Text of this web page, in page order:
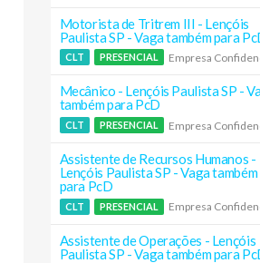
Motorista de Tritrem III - Lençóis
Paulista SP - Vaga também para
CLT PRESENCIAL Empresa
Mecânico - Lençóis Paulista SP -
também para PcD
CLT PRESENCIAL Empresa
Assistente de Recursos Humanos -
Lençóis Paulista SP - Vaga também
para PcD
CLT PRESENCIAL Empresa
Assistente de Operações - Lençóis
Paulista SP - Vaga também para